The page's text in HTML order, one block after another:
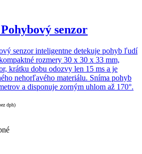
senzor
senzor inteligentne detekuje pohyb ľudí
rozmery 30 x 30 x 33 mm,
krátku dobu odozvy len 15 ms a je
nehorľavého materiálu. Sníma pohyb
a disponuje zorným uhlom až 170°.
dph)